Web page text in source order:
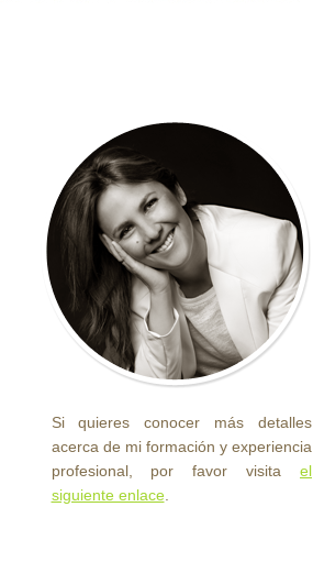
Si quieres conocer más detalles
acerca de mi formación y experiencia
profesional, por favor visita el
siguiente enlace.